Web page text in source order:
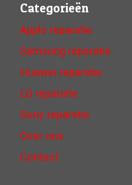
Categorieën
Apple reparatie
Samsung reparatie
Huawei reparatie
LG reparatie
Sony reparatie
Over ons
Contact